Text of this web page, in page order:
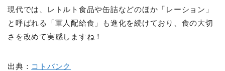
現代では、レトルト食品や缶詰などのほか「レーション」
と呼ばれる「軍人配給食」も進化を続けており、食の大切
さを改めて実感しますね！
出典： コトバンク